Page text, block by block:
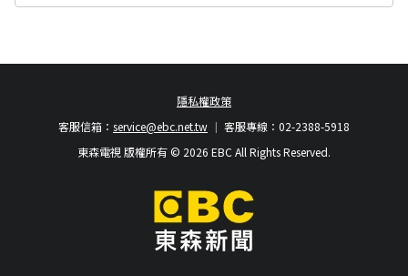
隱私權政策
客服專線：02-2388-5918
客服信箱： service@ebc.net.tw
東森電視 版權所有 © 2026 EBC All Rights Reserved.